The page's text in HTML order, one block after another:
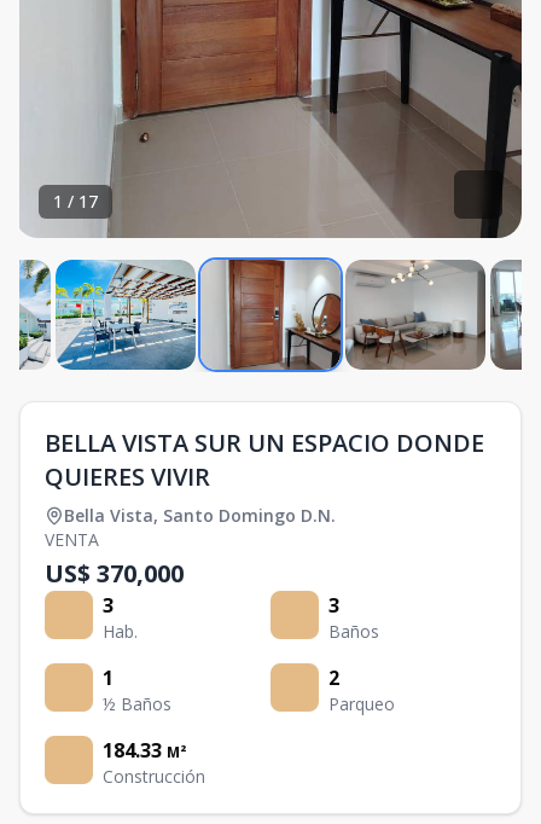
1 / 17
BELLA VISTA SUR UN ESPACIO DONDE
QUIERES VIVIR
Bella Vista, Santo Domingo D.N.
VENTA
US$ 370,000
3
Hab.
3
Baños
1
½ Baños
2
Parqueo
184.33 M²
Construcción